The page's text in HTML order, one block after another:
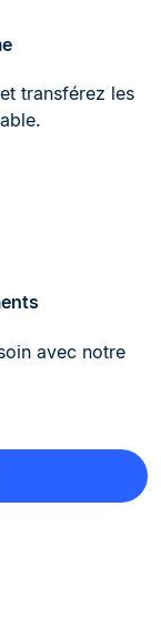
transférez les
avec notre